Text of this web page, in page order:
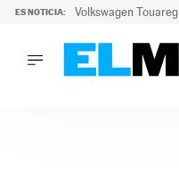
ES NOTICIA: Volkswagen Touareg